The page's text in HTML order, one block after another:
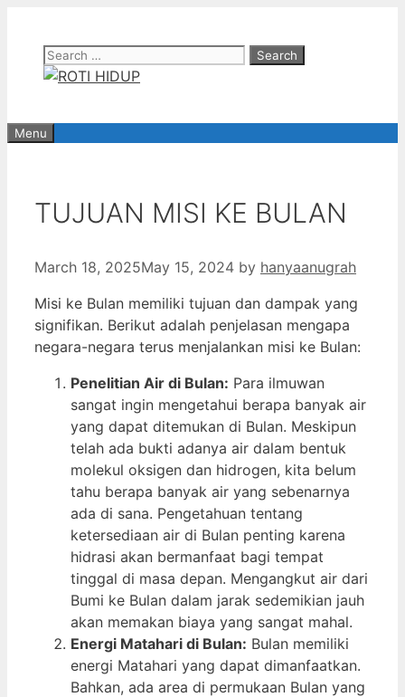
contentSearch
for:
Menu
TUJUAN MISI KE BULAN
March 18, 2025May 15, 2024 by hanyaanugrah
Misi ke Bulan memiliki tujuan dan dampak yang
signifikan. Berikut adalah penjelasan mengapa
negara-negara terus menjalankan misi ke Bulan:
Penelitian Air di Bulan: Para ilmuwan
sangat ingin mengetahui berapa banyak air
yang dapat ditemukan di Bulan. Meskipun
telah ada bukti adanya air dalam bentuk
molekul oksigen dan hidrogen, kita belum
tahu berapa banyak air yang sebenarnya
ada di sana. Pengetahuan tentang
ketersediaan air di Bulan penting karena
hidrasi akan bermanfaat bagi tempat
tinggal di masa depan. Mengangkut air dari
Bumi ke Bulan dalam jarak sedemikian jauh
akan memakan biaya yang sangat mahal.
Energi Matahari di Bulan: Bulan memiliki
energi Matahari yang dapat dimanfaatkan.
Bahkan, ada area di permukaan Bulan yang